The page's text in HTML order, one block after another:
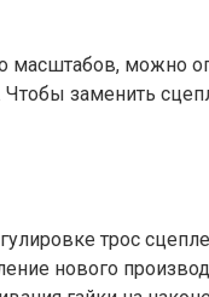
масштабов, можно
заменить
трос
нового